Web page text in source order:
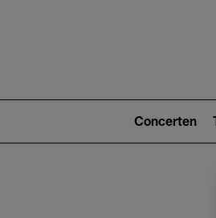
2)
Concerten